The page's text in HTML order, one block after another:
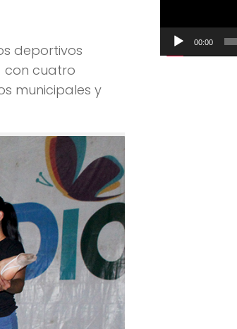
deportivos
con cuatro
municipales y
00:00